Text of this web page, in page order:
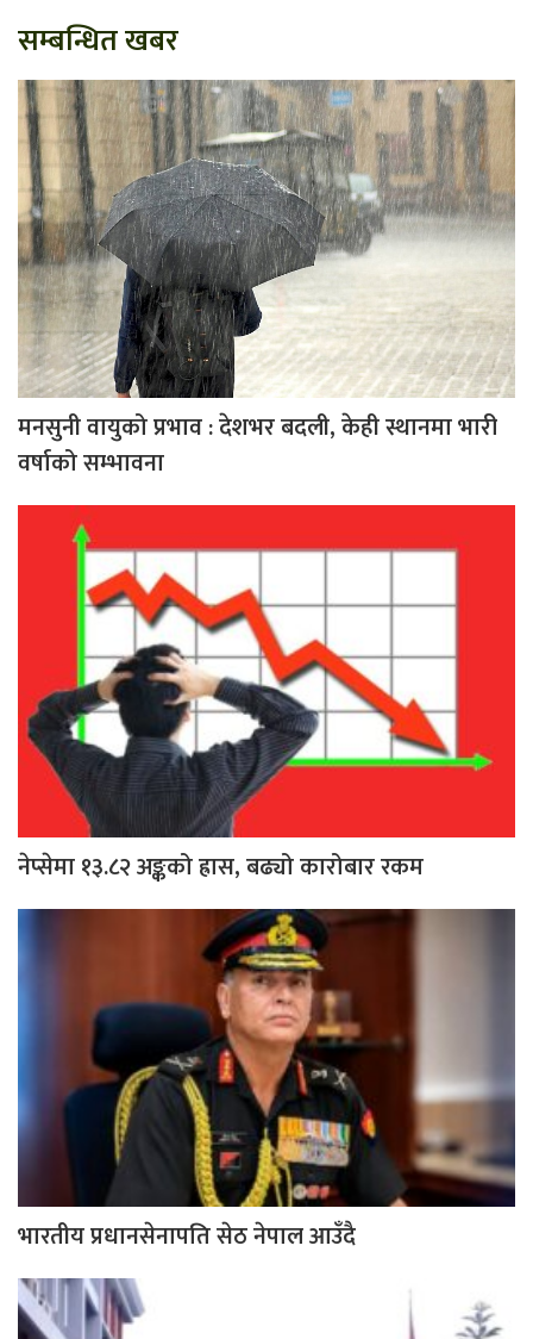
सम्बन्धित खबर
मनसुनी वायुको प्रभाव : देशभर बदली, केही स्थानमा भारी
वर्षाको सम्भावना
नेप्सेमा १३.८२ अङ्कको ह्रास, बढ्यो कारोबार रकम
भारतीय प्रधानसेनापति सेठ नेपाल आउँदै